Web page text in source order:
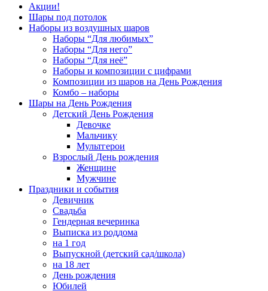
Акции!
Шары под потолок
Наборы из воздушных шаров
Наборы “Для любимых”
Наборы “Для него”
Наборы “Для неё”
Наборы и композиции с цифрами
Композиции из шаров на День Рождения
Комбо – наборы
Шары на День Рождения
Детский День Рождения
Девочке
Мальчику
Мультгерои
Взрослый День рождения
Женщине
Мужчине
Праздники и события
Девичник
Свадьба
Гендерная вечеринка
Выписка из роддома
на 1 год
Выпускной (детский сад/школа)
на 18 лет
День рождения
Юбилей